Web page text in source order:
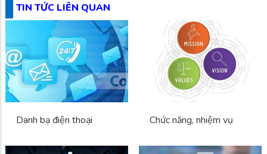
TIN TỨC LIÊN QUAN
Danh bạ điện thoại Chức năng, nhiệm vụ